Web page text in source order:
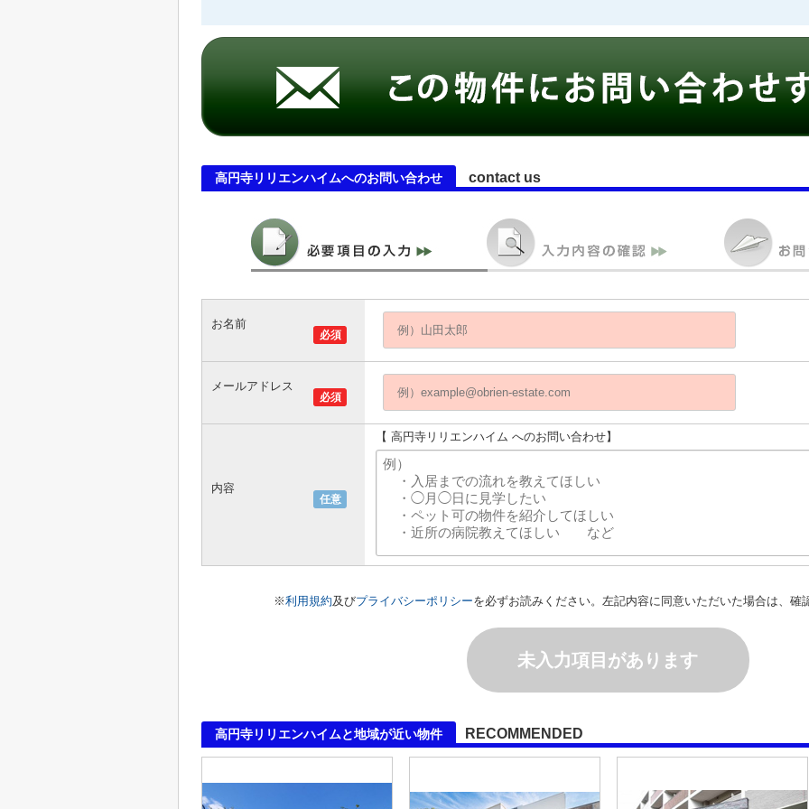
高円寺リリエンハイムへのお問い合わせ contact us
必須
お名前
必須
メールアドレス
任意
内容
【 高円寺リリエンハイム へのお問い合わせ】
※利用規約及びプライバシーポリシーを必ずお読みください。左記内容に同意いただいた場合は、確
未入力項目があります
高円寺リリエンハイムと地域が近い物件 RECOMMENDED